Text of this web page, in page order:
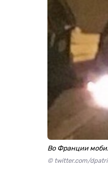
Во Франции
© twitter.com/